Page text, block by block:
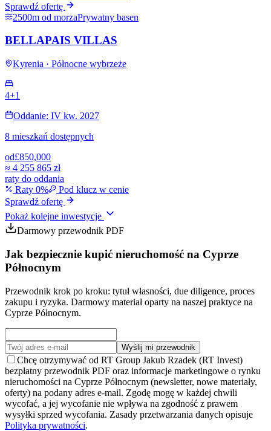
Sprawdź ofertę
2500m od morzaPrywatny basen
BELLAPAIS VILLAS
Kyrenia · Północne wybrzeże
4+1
Oddanie: IV kw. 2027
8 mieszkań dostępnych
od£850,000
≈ 4 255 865 zł
raty do oddania
Raty 0%
Pod klucz w cenie
Sprawdź ofertę
Pokaż kolejne inwestycje
Darmowy przewodnik PDF
Jak bezpiecznie kupić nieruchomość na Cyprze
Północnym
Przewodnik krok po kroku: tytuł własności, due diligence, proces
zakupu i ryzyka. Darmowy materiał oparty na naszej praktyce na
Cyprze Północnym.
Wyślij mi przewodnik
Chcę otrzymywać od RT Group Jakub Rzadek (RT Invest)
bezpłatny przewodnik PDF oraz informacje marketingowe o rynku
nieruchomości na Cyprze Północnym (newsletter, nowe materiały,
oferty) na podany adres e-mail. Zgodę mogę w każdej chwili
wycofać, a jej wycofanie nie wpływa na zgodność z prawem
wysyłki sprzed wycofania. Zasady przetwarzania danych opisuje
Polityka prywatności.